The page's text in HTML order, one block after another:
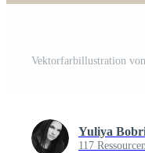
Yuliya
117